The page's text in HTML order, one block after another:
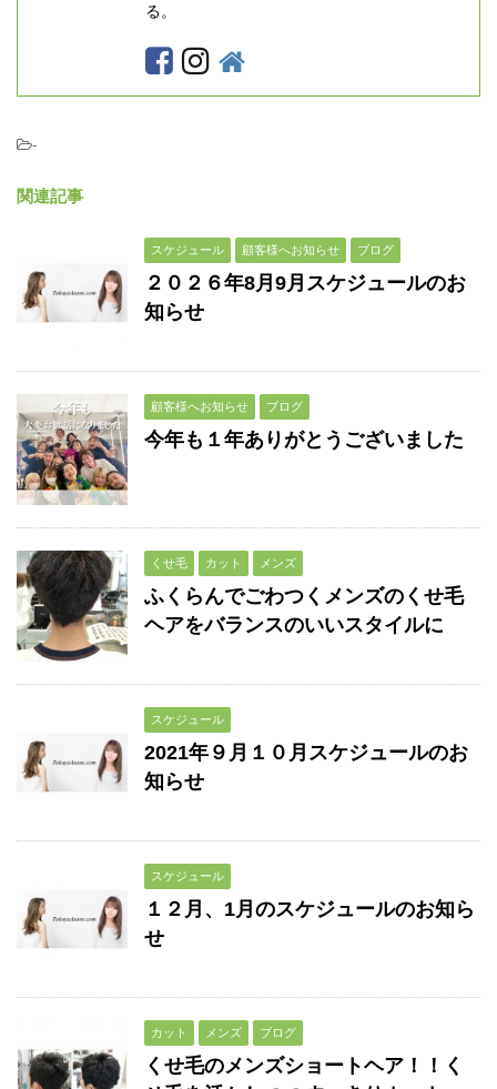
る。
-
関連記事
スケジュール 顧客様へお知らせ ブログ
２０２６年8月9月スケジュールのお
知らせ
顧客様へお知らせ ブログ
今年も１年ありがとうございました
くせ毛 カット メンズ
ふくらんでごわつくメンズのくせ毛
ヘアをバランスのいいスタイルに
スケジュール
2021年９月１０月スケジュールのお
知らせ
スケジュール
１２月、1月のスケジュールのお知ら
せ
カット メンズ ブログ
くせ毛のメンズショートヘア！！く